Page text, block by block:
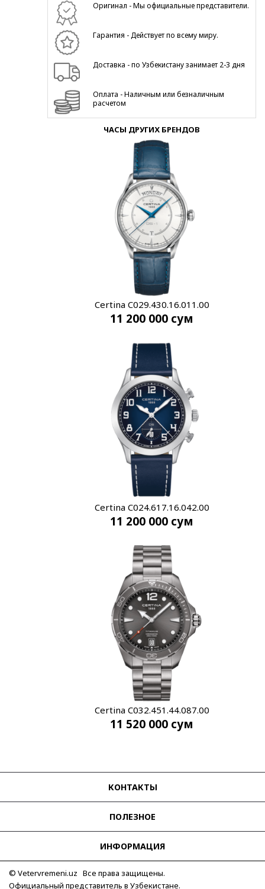
Оригинал - Мы официальные представители.
Гарантия - Действует по всему миру.
Доставка - по Узбекистану занимает 2-3 дня
Оплата - Наличным или безналичным
расчетом
ЧАСЫ ДРУГИХ БРЕНДОВ
Certina C029.430.16.011.00
11 200 000 сум
Certina C024.617.16.042.00
11 200 000 сум
Certina C032.451.44.087.00
11 520 000 сум
КОНТАКТЫ
ПОЛЕЗНОЕ
ИНФОРМАЦИЯ
© Vetervremeni.uz Все права защищены.
Официальный представитель в Узбекистане.